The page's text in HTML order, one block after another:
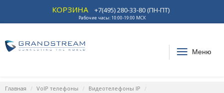
КОРЗИНА +7(495) 280-33-80 (ПН-ПТ)
Рабочие часы: 10:00-19:00 МСК
Меню
Главная VoIP телефоны
Видеотелефоны IP